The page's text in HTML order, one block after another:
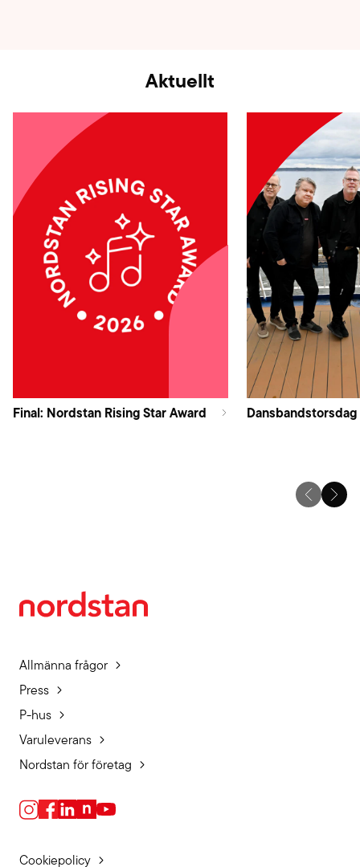
Aktuellt
Final: Nordstan Rising Star Award
Allmänna frågor
Press
P-hus
Varuleverans
Nordstan för företag
Cookiepolicy